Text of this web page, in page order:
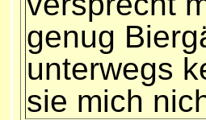
genug
unterwegs
sie mich